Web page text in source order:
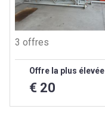
3 offres
Offre la plus élevée
€ 20